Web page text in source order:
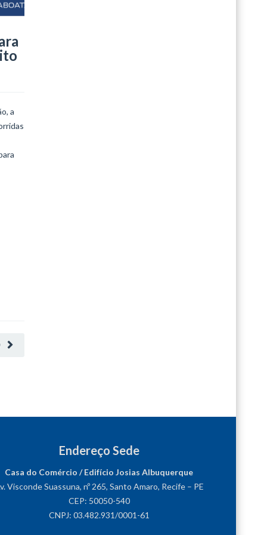
a
Endereço Sede
Casa do Comércio / Edifício Josias Albuquerque
Visconde Suassuna, nº 265, Santo Amaro, Recife – PE
CEP: 50050-540
CNPJ: 03.482.931/0001-61